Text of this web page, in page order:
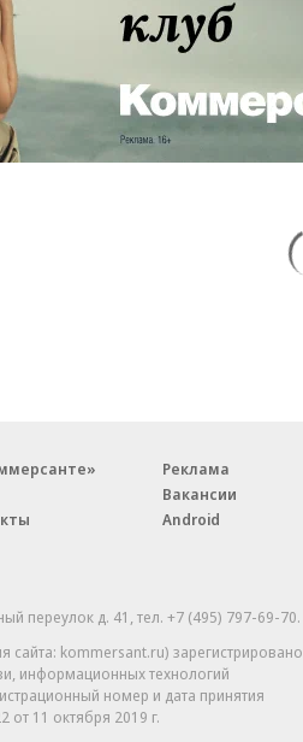
Реклама
Вакансии
Android
переулок д. 41,тел. +7 (495) 797-69-70.
kommersant.ru) зарегистрировано
информационных технологий
номер и дата принятия
от 11 октября 2019 г.